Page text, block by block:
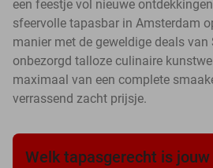
een feestje vol nieuwe
sfeervolle tapasbar in Amsterdam
manier met de geweldige deals
onbezorgd talloze culinaire
maximaal van een complete
verrassend zacht prijsje.
Welk tapasgerecht is